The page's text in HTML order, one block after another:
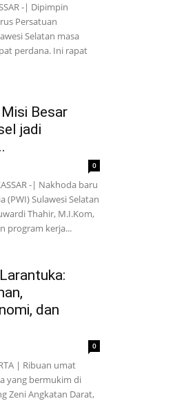
-| Dipimpin
Persatuan
Selatan masa
perdana. Ini rapat
Besar
jadi
0
-| Nakhoda baru
(PWI) Sulawesi Selatan
Thahir, M.I.Kom,
program kerja...
dan
0
| Ribuan umat
yang bermukim di
Zeni Angkatan Darat,